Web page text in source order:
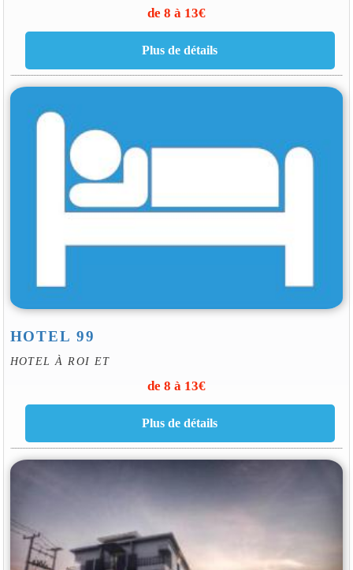
de 8 à 13€
HOTEL 99
HOTEL À ROI ET
de 8 à 13€